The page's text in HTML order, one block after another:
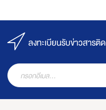
ลงทะเบียนรับข่าวสารติ